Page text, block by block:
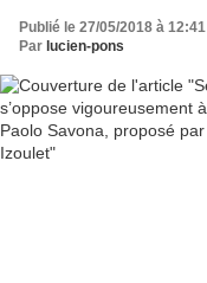
coalition
Publié le 27/05/2018 à 12:41
Par lucien-pons